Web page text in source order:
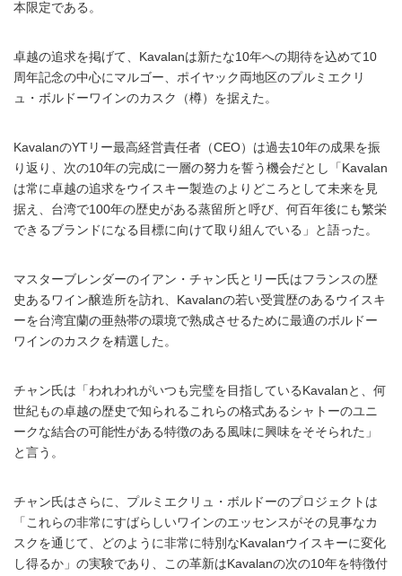
本限定である。
卓越の追求を掲げて、Kavalanは新たな10年への期待を込めて10
周年記念の中心にマルゴー、ポイヤック両地区のプルミエクリ
ュ・ボルドーワインのカスク（樽）を据えた。
KavalanのYTリー最高経営責任者（CEO）は過去10年の成果を振
り返り、次の10年の完成に一層の努力を誓う機会だとし「Kavalan
は常に卓越の追求をウイスキー製造のよりどころとして未来を見
据え、台湾で100年の歴史がある蒸留所と呼び、何百年後にも繁栄
できるブランドになる目標に向けて取り組んでいる」と語った。
マスターブレンダーのイアン・チャン氏とリー氏はフランスの歴
史あるワイン醸造所を訪れ、Kavalanの若い受賞歴のあるウイスキ
ーを台湾宜蘭の亜熱帯の環境で熟成させるために最適のボルドー
ワインのカスクを精選した。
チャン氏は「われわれがいつも完璧を目指しているKavalanと、何
世紀もの卓越の歴史で知られるこれらの格式あるシャトーのユニ
ークな結合の可能性がある特徴のある風味に興味をそそられた」
と言う。
チャン氏はさらに、プルミエクリュ・ボルドーのプロジェクトは
「これらの非常にすばらしいワインのエッセンスがその見事なカ
スクを通じて、どのように非常に特別なKavalanウイスキーに変化
し得るか」の実験であり、この革新はKavalanの次の10年を特徴付